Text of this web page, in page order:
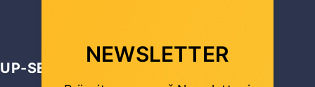
UP-SELL
NEWSLETTER